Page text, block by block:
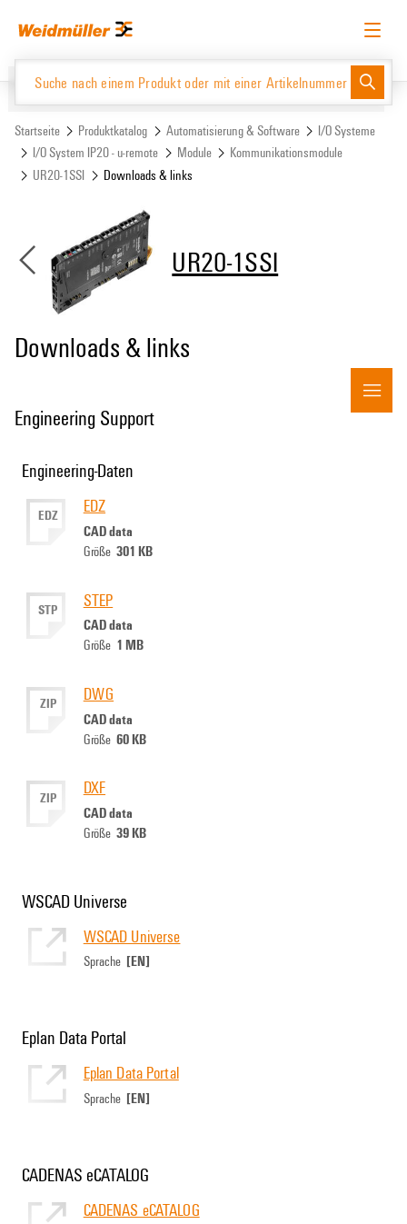
Inhalt
Navigationsmenü
Deutsch Login anfordern Anmelden
Website Support Center easyConnect
Produktkatalog
Startseite Produktkatalog Automatisierung & Software
I/O Systeme
I/O System IP20 - u-remote
Module
Kommunikationsmodule
UR20-1SSI
Downloads & links
UR20-1SSI
Downloads & links
Engineering Support
Engineering-Daten
EDZ EDZ
CAD data
Größe 301 KB
STP STEP
CAD data
Größe 1 MB
ZIP DWG
CAD data
Größe 60 KB
ZIP DXF
CAD data
Größe 39 KB
WSCAD Universe
WSCAD Universe
Sprache [EN]
Eplan Data Portal
Eplan Data Portal
Sprache [EN]
CADENAS eCATALOG
CADENAS eCATALOG